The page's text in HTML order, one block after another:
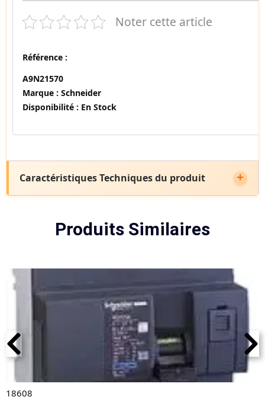
Noter cette article
Référence :
A9N21570
Marque : Schneider
Disponibilité : En Stock
Caractéristiques Techniques du produit
Produits Similaires
18608